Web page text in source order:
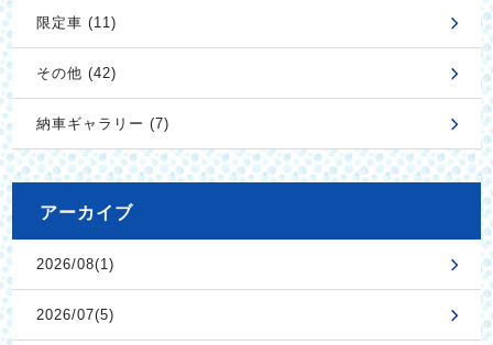
限定車 (11)
その他 (42)
納車ギャラリー (7)
アーカイブ
2026/08(1)
2026/07(5)